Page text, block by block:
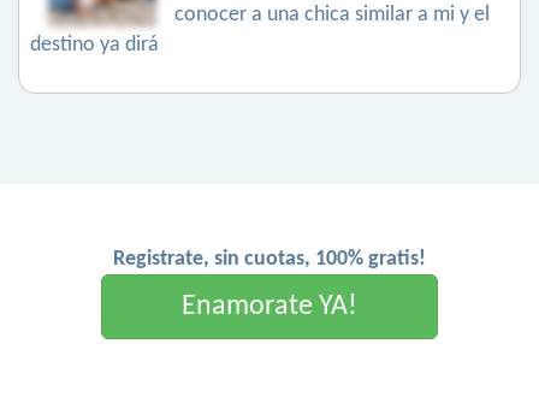
conocer a una chica similar a mi y el
destino ya dirá
Registrate, sin cuotas, 100% gratis!
Enamorate YA!